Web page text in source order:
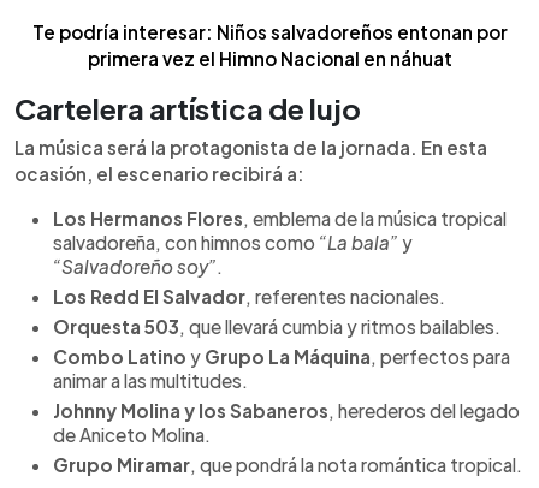
Te podría interesar: Niños salvadoreños entonan por
primera vez el Himno Nacional en náhuat
Cartelera artística de lujo
La música será la protagonista de la jornada. En esta
ocasión, el escenario recibirá a:
Los Hermanos Flores, emblema de la música tropical
salvadoreña, con himnos como “La bala” y
“Salvadoreño soy”.
Los Redd El Salvador, referentes nacionales.
Orquesta 503, que llevará cumbia y ritmos bailables.
Combo Latino y Grupo La Máquina, perfectos para
animar a las multitudes.
Johnny Molina y los Sabaneros, herederos del legado
de Aniceto Molina.
Grupo Miramar, que pondrá la nota romántica tropical.